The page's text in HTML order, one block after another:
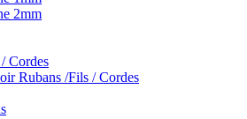
2mm
Cordes
Rubans /Fils / Cordes